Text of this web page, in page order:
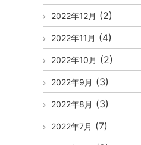
2022年12月 (2)
2022年11月 (4)
2022年10月 (2)
2022年9月 (3)
2022年8月 (3)
2022年7月 (7)